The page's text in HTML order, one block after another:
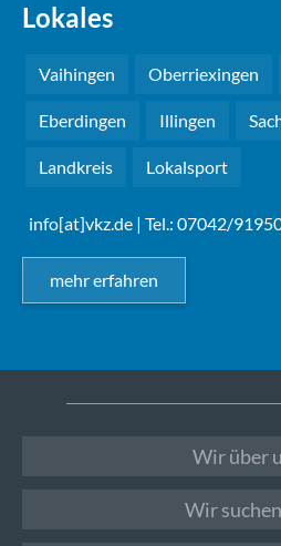
Lokales
Vaihingen Oberriexingen
Eberdingen Illingen
Landkreis Lokalsport
info[at]vkz.de | Tel.: 07042/
mehr erfahren
Wir über
Wir